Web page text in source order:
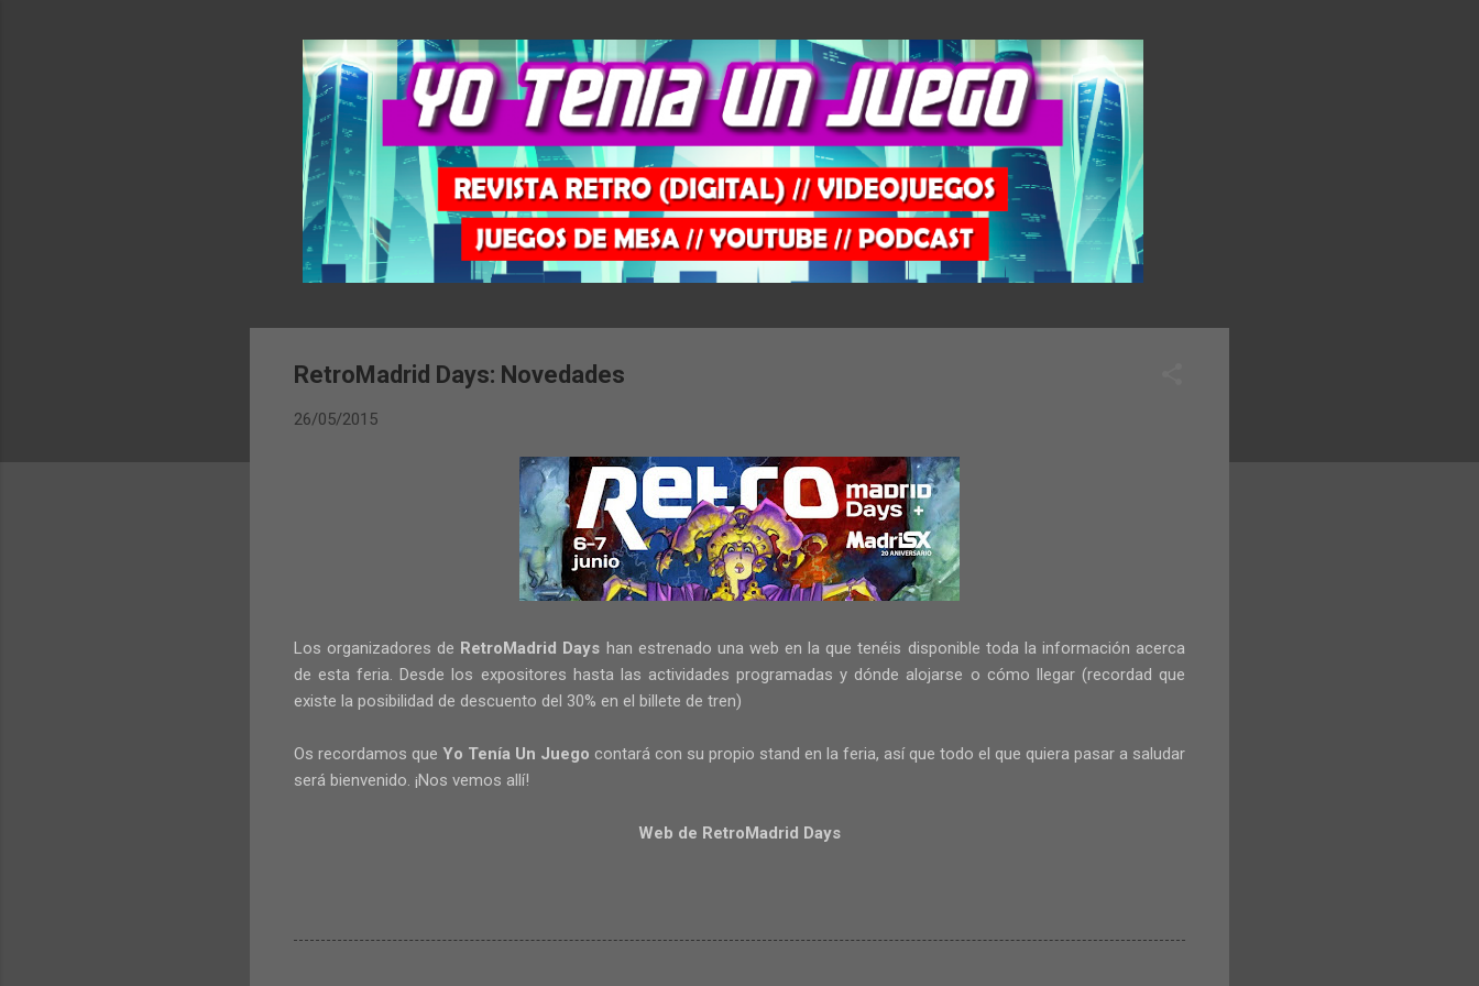
RetroMadrid Days: Novedades
26/05/2015
Los organizadores de RetroMadrid Days han estrenado una web en la que tenéis disponible toda la información acerca
de esta feria. Desde los expositores hasta las actividades programadas y dónde alojarse o cómo llegar (recordad que
existe la posibilidad de descuento del 30% en el billete de tren)
Os recordamos que Yo Tenía Un Juego contará con su propio stand en la feria, así que todo el que quiera pasar a saludar
será bienvenido. ¡Nos vemos allí!
Web de RetroMadrid Days